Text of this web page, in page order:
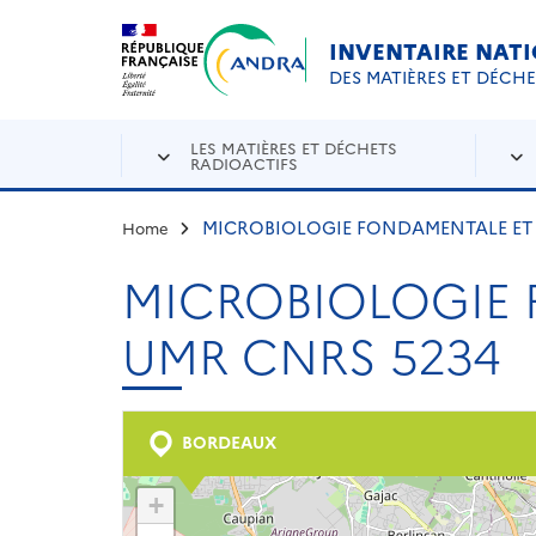
Aller au contenu principal
INVENTAIRE
DES MATIÈRES ET
LES MATIÈRES ET DÉCHETS
RADIOACTIFS
Home MICROBIOLOGIE FONDAMENTALE
MICROBIOLOGIE
UMR CNRS 5234
BORDEAUX
+